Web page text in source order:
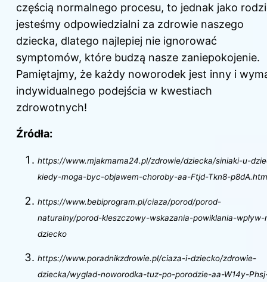
częścią normalnego procesu, to jednak jako
jesteśmy odpowiedzialni za zdrowie naszego
dziecka, dlatego najlepiej nie ignorować
symptomów, które budzą nasze zaniepokojenie.
Pamiętajmy, że każdy noworodek jest inny i
indywidualnego podejścia w kwestiach
zdrowotnych!
Źródła:
https://www.mjakmama24.pl/zdrowie/dziecka/siniaki-u-
kiedy-moga-byc-objawem-choroby-aa-Ftjd-Tkn8-
https://www.bebiprogram.pl/ciaza/porod/porod-
naturalny/porod-kleszczowy-wskazania-powiklania-wplyw-
dziecko
https://www.poradnikzdrowie.pl/ciaza-i-dziecko/zdrowie-
dziecka/wyglad-noworodka-tuz-po-porodzie-aa-W14y-